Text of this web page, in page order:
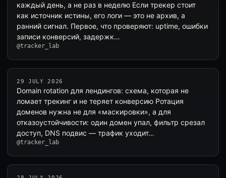
каждый день, а не раз в неделю Если трекер стоит
как источник истины, его логи — это не архив, а
ранний сигнал. Первое, что проверяют: uptime, ошибки
записи конверсий, задержк…
@tracker_lab
29 JULY 2026
Domain rotation для лендингов: схема, которая не
ломает трекинг и не теряет конверсию Ротация
доменов нужна не для «маскировки», а для
отказоустойчивости: один домен упал, фильтр срезал
доступ, DNS подвис — трафик уходит…
@tracker_lab